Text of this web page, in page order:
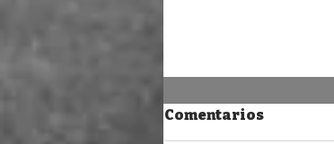
Comentarios